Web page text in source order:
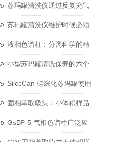
中的“神奇工具”
苏玛罐清洗仪通过反复充气
和抽气来工作
苏玛罐清洗仪维护时候必须
注意的三个要点
液相色谱柱：分离科学的精
密引擎
小型苏玛罐清洗保养的六个
步骤
SilcoCan 硅烷化苏玛罐使用
专有电抛光技术和超声工艺
固相萃取吸头：小体积样品
前处理的革命性技术
GsBP-5 气相色谱柱广泛应